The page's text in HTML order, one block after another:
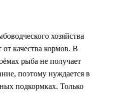
хозяйства
качества кормов. В
рыба не получает
поэтому нуждается в
подкормках. Только